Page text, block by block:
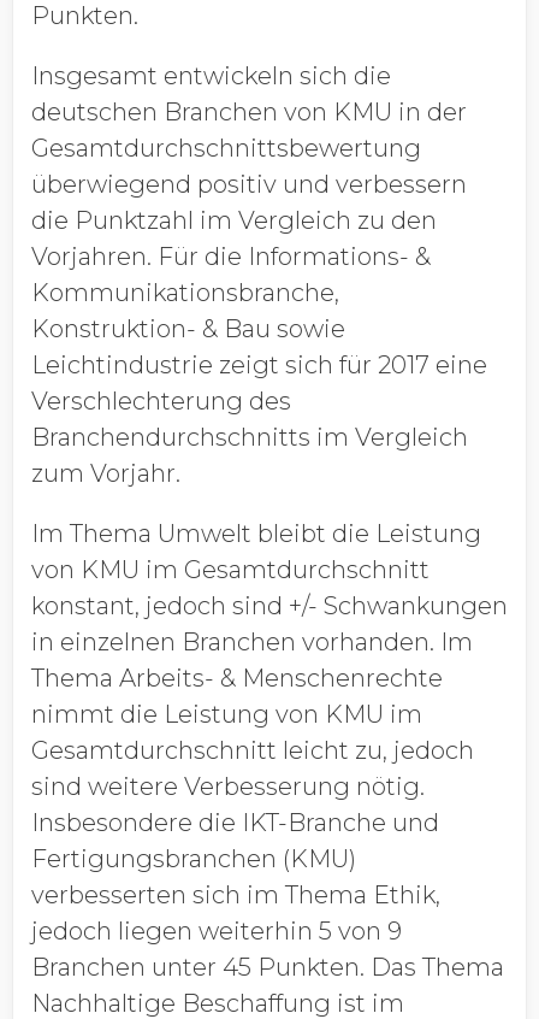
Punkten.
Insgesamt entwickeln sich die
deutschen Branchen von KMU in der
Gesamtdurchschnittsbewertung
überwiegend positiv und verbessern
die Punktzahl im Vergleich zu den
Vorjahren. Für die Informations- &
Kommunikationsbranche,
Konstruktion- & Bau sowie
Leichtindustrie zeigt sich für 2017 eine
Verschlechterung des
Branchendurchschnitts im Vergleich
zum Vorjahr.
Im Thema Umwelt bleibt die Leistung
von KMU im Gesamtdurchschnitt
konstant, jedoch sind +/- Schwankungen
in einzelnen Branchen vorhanden. Im
Thema Arbeits- & Menschenrechte
nimmt die Leistung von KMU im
Gesamtdurchschnitt leicht zu, jedoch
sind weitere Verbesserung nötig.
Insbesondere die IKT-Branche und
Fertigungsbranchen (KMU)
verbesserten sich im Thema Ethik,
jedoch liegen weiterhin 5 von 9
Branchen unter 45 Punkten. Das Thema
Nachhaltige Beschaffung ist im